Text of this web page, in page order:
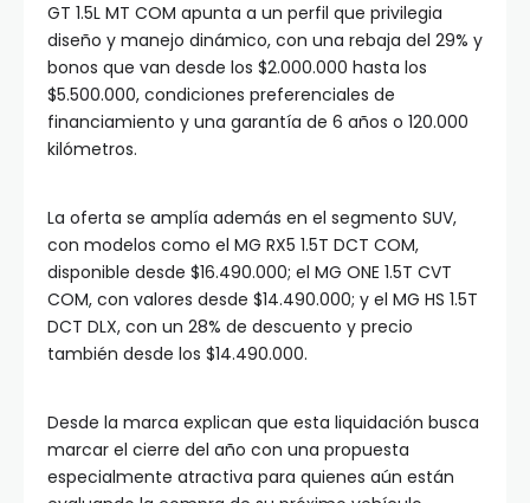
GT 1.5L MT COM apunta a un perfil que privilegia
diseño y manejo dinámico, con una rebaja del 29% y
bonos que van desde los $2.000.000 hasta los
$5.500.000, condiciones preferenciales de
financiamiento y una garantía de 6 años o 120.000
kilómetros.
La oferta se amplía además en el segmento SUV,
con modelos como el MG RX5 1.5T DCT COM,
disponible desde $16.490.000; el MG ONE 1.5T CVT
COM, con valores desde $14.490.000; y el MG HS 1.5T
DCT DLX, con un 28% de descuento y precio
también desde los $14.490.000.
Desde la marca explican que esta liquidación busca
marcar el cierre del año con una propuesta
especialmente atractiva para quienes aún están